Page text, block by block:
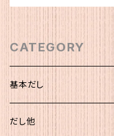
CATEGORY
基本だし
化粧袋（5ｇ×12）
だし他